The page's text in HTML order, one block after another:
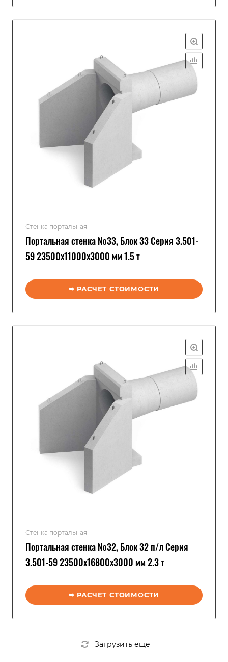
Стенка портальная
Портальная стенка №33, Блок 33 Серия 3.501-
59 23500x11000x3000 мм 1.5 т
➥ РАСЧЕТ СТОИМОСТИ
Стенка портальная
Портальная стенка №32, Блок 32 п/л Серия
3.501-59 23500x16800x3000 мм 2.3 т
➥ РАСЧЕТ СТОИМОСТИ
Загрузить еще